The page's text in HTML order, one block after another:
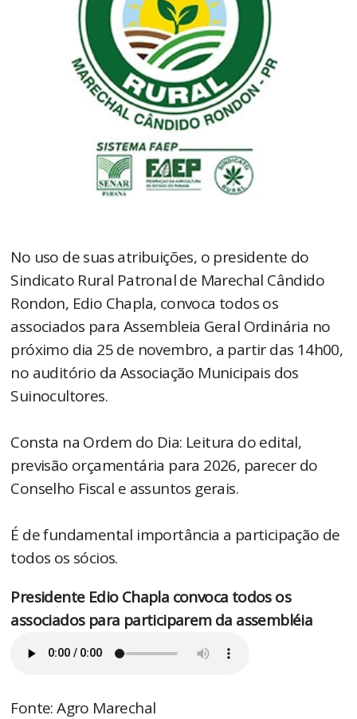
No uso de suas atribuições, o presidente do
Sindicato Rural Patronal de Marechal Cândido
Rondon, Edio Chapla, convoca todos os
associados para Assembleia Geral Ordinária no
próximo dia 25 de novembro, a partir das 14h00,
no auditório da Associação Municipais dos
Suinocultores.
Consta na Ordem do Dia: Leitura do edital,
previsão orçamentária para 2026, parecer do
Conselho Fiscal e assuntos gerais.
É de fundamental importância a participação de
todos os sócios.
Presidente Edio Chapla convoca todos os
associados para participarem da assembléia
Fonte: Agro Marechal